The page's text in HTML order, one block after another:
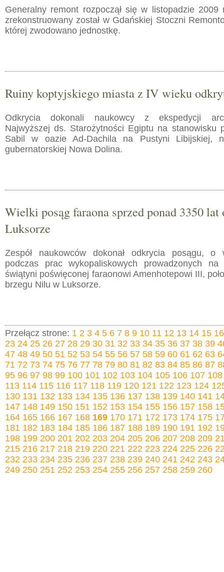
Generalny remont rozpoczął się w listopadzie 2009
zrekonstruowany został w Gdańskiej Stoczni
której zwodowano jednostkę.
Ruiny koptyjskiego miasta z IV wieku
Odkrycia dokonali naukowcy z ekspedycji
Najwyższej ds. Starożytności Egiptu na stanowisku
Sabil w oazie Ad-Dachila na Pustyni Libijskiej,
gubernatorskiej Nowa Dolina.
Wielki posąg faraona sprzed ponad 3350
Luksorze
Zespół naukowców dokonał odkrycia posągu,
podczas prac wykopaliskowych prowadzonych na
świątyni poświęconej faraonowi Amenhotepowi III,
brzegu Nilu w Luksorze.
Przełącz strone: 1 2 3 4 5 6 7 8 9 10 11 12 13 14 15 16
23 24 25 26 27 28 29 30 31 32 33 34 35 36 37 38 39
47 48 49 50 51 52 53 54 55 56 57 58 59 60 61 62 63
71 72 73 74 75 76 77 78 79 80 81 82 83 84 85 86 87
95 96 97 98 99 100 101 102 103 104 105 106 107 108
113 114 115 116 117 118 119 120 121 122 123 124
130 131 132 133 134 135 136 137 138 139 140 141
147 148 149 150 151 152 153 154 155 156 157 158
164 165 166 167 168 169 170 171 172 173 174 175
181 182 183 184 185 186 187 188 189 190 191 192
198 199 200 201 202 203 204 205 206 207 208 209
215 216 217 218 219 220 221 222 223 224 225 226
232 233 234 235 236 237 238 239 240 241 242 243
249 250 251 252 253 254 255 256 257 258 259 260